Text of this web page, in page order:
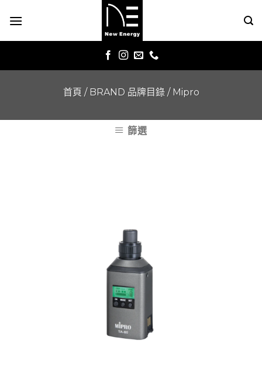
首頁 / BRAND 品牌目錄 / Mipro
篩選